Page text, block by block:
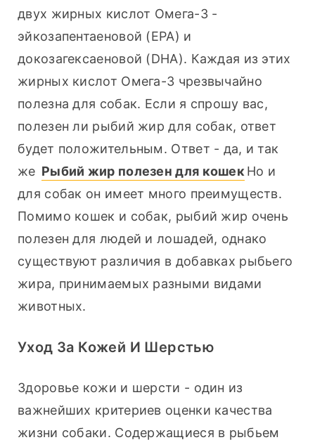
двух жирных кислот Омега-3 -
эйкозапентаеновой (EPA) и
докозагексаеновой (DHA). Каждая из этих
жирных кислот Омега-3 чрезвычайно
полезна для собак. Если я спрошу вас,
полезен ли рыбий жир для собак, ответ
будет положительным. Ответ - да, и так
же Рыбий жир полезен для кошекНо и
для собак он имеет много преимуществ.
Помимо кошек и собак, рыбий жир очень
полезен для людей и лошадей, однако
существуют различия в добавках рыбьего
жира, принимаемых разными видами
животных.
Уход За Кожей И Шерстью
Здоровье кожи и шерсти - один из
важнейших критериев оценки качества
жизни собаки. Содержащиеся в рыбьем